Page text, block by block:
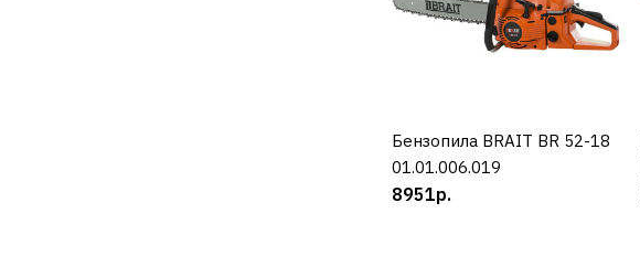
КУПИТЬ
Бензопила BRAIT BR 52-18
01.01.006.019
8951р.